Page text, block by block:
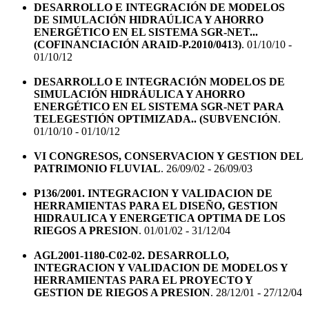
DESARROLLO E INTEGRACIÓN DE MODELOS
DE SIMULACIÓN HIDRAÚLICA Y AHORRO
ENERGÉTICO EN EL SISTEMA SGR-NET...
(COFINANCIACIÓN ARAID-P.2010/0413). 01/10/10 -
01/10/12
DESARROLLO E INTEGRACIÓN MODELOS DE
SIMULACIÓN HIDRÁULICA Y AHORRO
ENERGÉTICO EN EL SISTEMA SGR-NET PARA
TELEGESTIÓN OPTIMIZADA.. (SUBVENCIÓN.
01/10/10 - 01/10/12
VI CONGRESOS, CONSERVACION Y GESTION DEL
PATRIMONIO FLUVIAL. 26/09/02 - 26/09/03
P136/2001. INTEGRACION Y VALIDACION DE
HERRAMIENTAS PARA EL DISEÑO, GESTION
HIDRAULICA Y ENERGETICA OPTIMA DE LOS
RIEGOS A PRESION. 01/01/02 - 31/12/04
AGL2001-1180-C02-02. DESARROLLO,
INTEGRACION Y VALIDACION DE MODELOS Y
HERRAMIENTAS PARA EL PROYECTO Y
GESTION DE RIEGOS A PRESION. 28/12/01 - 27/12/04